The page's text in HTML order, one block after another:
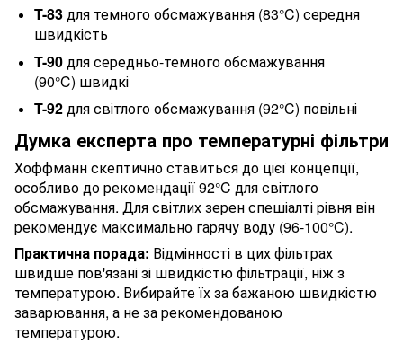
T-83для темного обсмажування (83°C) середня
швидкість
T-90 для середньо-темного обсмажування
(90°C) швидкі
T-92для світлого обсмажування (92°C) повільні
Думка експерта про температурні фільтри
Хоффманн скептично ставиться до цієї концепції,
особливо до рекомендації 92°C для світлого
обсмажування. Для світлих зерен спешіалті рівня він
рекомендує максимально гарячу воду (96-100°C).
Практична порада: Відмінності в цих фільтрах
швидше пов'язані зі швидкістю фільтрації, ніж з
температурою. Вибирайте їх за бажаною швидкістю
заварювання, а не за рекомендованою
температурою.